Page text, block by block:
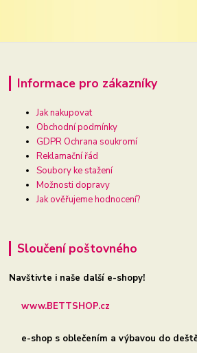
Informace pro zákazníky
Jak nakupovat
Obchodní podmínky
GDPR Ochrana soukromí
Reklamační řád
Soubory ke stažení
Možnosti dopravy
Jak ověřujeme hodnocení?
Sloučení poštovného
Navštivte i naše další e-shopy!
www.BETTSHOP.cz
e-shop s oblečením a výbavou do